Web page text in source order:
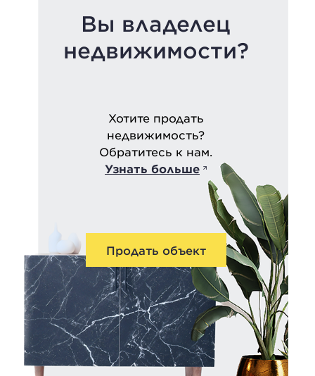
Вы владелец
недвижимости?
Хотите продать
недвижимость?
Обратитесь к нам.
Узнать больше
Продать объект